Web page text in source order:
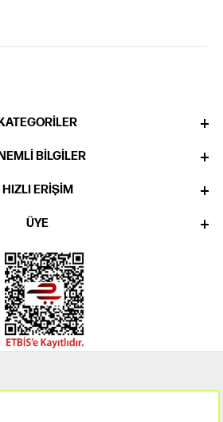
BILGILER
HIZLI ERIŞIM
ÜYE